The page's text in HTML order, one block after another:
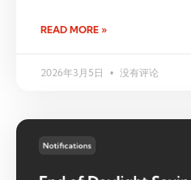
READ MORE »
2026年3月5日 没有评论